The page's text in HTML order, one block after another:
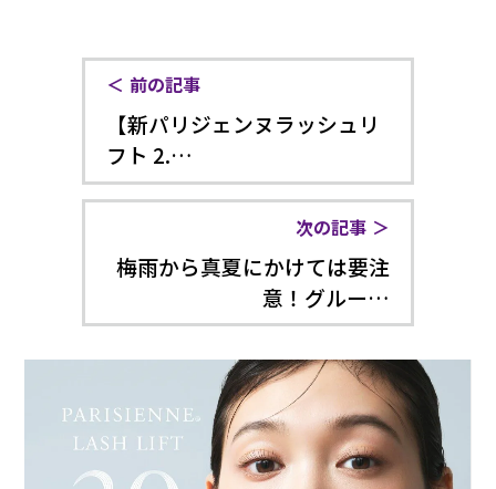
前の記事
【新パリジェンヌラッシュリ
フト 2.…
次の記事
梅雨から真夏にかけては要注
意！グルー…